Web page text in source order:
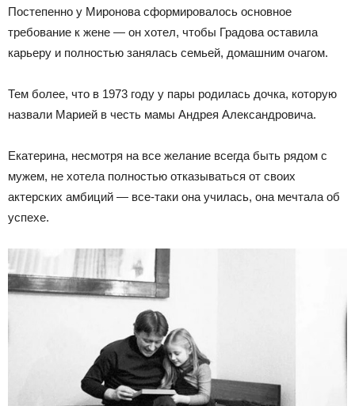
Постепенно у Миронова сформировалось основное
требование к жене — он хотел, чтобы Градова оставила
карьеру и полностью занялась семьей, домашним очагом.
Тем более, что в 1973 году у пары родилась дочка, которую
назвали Марией в честь мамы Андрея Александровича.
Екатерина, несмотря на все желание всегда быть рядом с
мужем, не хотела полностью отказываться от своих
актерских амбиций — все-таки она училась, она мечтала об
успехе.